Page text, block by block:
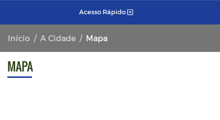
Acesso Rápido
Início A Cidade Mapa
MAPA